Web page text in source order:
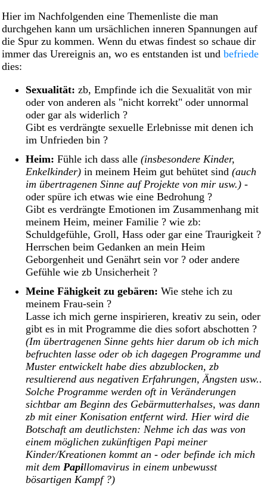
Hier im Nachfolgenden eine Themenliste die man
durchgehen kann um ursächlichen inneren Spannungen auf
die Spur zu kommen. Wenn du etwas findest so schaue dir
immer das Urereignis an, wo es entstanden ist und befriede
dies:
Sexualität: zb, Empfinde ich die Sexualität von mir
oder von anderen als "nicht korrekt" oder unnormal
oder gar als widerlich ?
Gibt es verdrängte sexuelle Erlebnisse mit denen ich
im Unfrieden bin ?
Heim: Fühle ich dass alle (insbesondere Kinder,
Enkelkinder) in meinem Heim gut behütet sind (auch
im übertragenen Sinne auf Projekte von mir usw.) -
oder spüre ich etwas wie eine Bedrohung ?
Gibt es verdrängte Emotionen im Zusammenhang mit
meinem Heim, meiner Familie ? wie zb:
Schuldgefühle, Groll, Hass oder gar eine Traurigkeit ?
Herrschen beim Gedanken an mein Heim
Geborgenheit und Genährt sein vor ? oder andere
Gefühle wie zb Unsicherheit ?
Meine Fähigkeit zu gebären: Wie stehe ich zu
meinem Frau-sein ?
Lasse ich mich gerne inspirieren, kreativ zu sein, oder
gibt es in mit Programme die dies sofort abschotten ?
(Im übertragenen Sinne gehts hier darum ob ich mich
befruchten lasse oder ob ich dagegen Programme und
Muster entwickelt habe dies abzublocken, zb
resultierend aus negativen Erfahrungen, Ängsten usw..
Solche Programme werden oft in Veränderungen
sichtbar am Beginn des Gebärmutterhalses, was dann
zb mit einer Konisation entfernt wird. Hier wird die
Botschaft am deutlichsten: Nehme ich das was von
einem möglichen zukünftigen Papi meiner
Kinder/Kreationen kommt an - oder befinde ich mich
mit dem Papillomavirus in einem unbewusst
bösartigen Kampf ?)